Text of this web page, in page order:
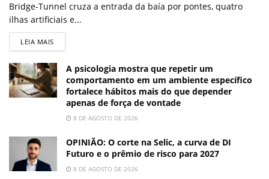
Bridge-Tunnel cruza a entrada da baía por pontes, quatro
ilhas artificiais e...
LEIA MAIS
A psicologia mostra que repetir um
comportamento em um ambiente específico
fortalece hábitos mais do que depender
apenas de força de vontade
8 DE AGOSTO DE 2026
OPINIÃO: O corte na Selic, a curva de DI
Futuro e o prêmio de risco para 2027
8 DE AGOSTO DE 2026